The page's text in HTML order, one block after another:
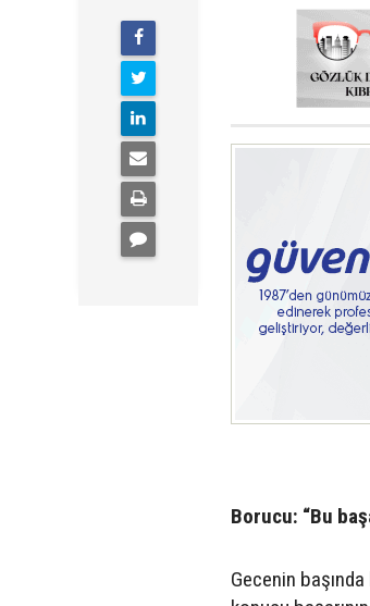
Borucu: “Bu
Gecenin